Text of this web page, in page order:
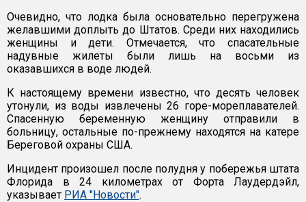
Очевидно, что лодка была основательно перегружена
желавшими доплыть до Штатов. Среди них находились
женщины и дети. Отмечается, что спасательные
надувные жилеты были лишь на восьми из
оказавшихся в воде людей.
К настоящему времени известно, что десять человек
утонули, из воды извлечены 26 горе-мореплавателей.
Спасенную беременную женщину отправили в
больницу, остальные по-прежнему находятся на катере
Береговой охраны США.
Инцидент произошел после полудня у побережья штата
Флорида в 24 километрах от Форта Лаудердэйл,
указывает РИА "Новости".